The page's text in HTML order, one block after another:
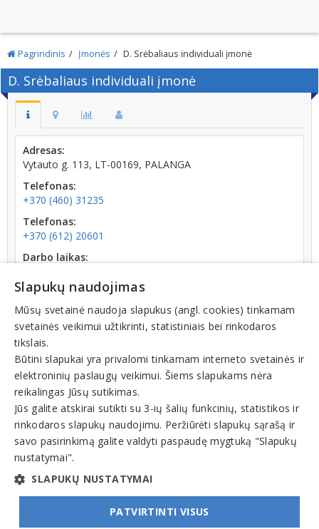
Pagrindinis Įmonės D. Srėbaliaus individuali įmonė
D. Srėbaliaus individuali įmonė
Adresas:
Vytauto g. 113, LT-00169, PALANGA
Telefonas:
+370 (460) 31235
Telefonas:
+370 (612) 20601
Darbo laikas:
Kodas:
124737868
Registracijos data:
1999-06-15
Veiklos sritys
Kelionių agentūros, turizmo paslaugos, vizos
© INFOMINTA, UAB. Visos teisės saugomos. Telefonas
Slapukų naudojimas
Mūsų svetainė naudoja slapukus (angl. cookies) tinkamam
svetainės veikimui užtikrinti, statistiniais bei rinkodaros
tikslais.
Būtini slapukai yra privalomi tinkamam interneto svetainės ir
elektroninių paslaugų veikimui. Šiems slapukams nėra
reikalingas Jūsų sutikimas.
Jūs galite atskirai sutikti su 3-ių šalių funkcinių, statistikos ir
rinkodaros slapukų naudojimu. Peržiūrėti slapukų sąrašą ir
savo pasirinkimą galite valdyti paspaudę mygtuką "Slapukų
nustatymai".
SLAPUKŲ NUSTATYMAI
PATVIRTINTI VISUS